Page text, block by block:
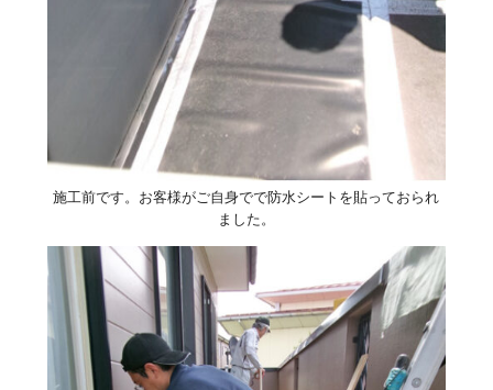
施工前です。お客様がご自身でで防水シートを貼っておられ
ました。